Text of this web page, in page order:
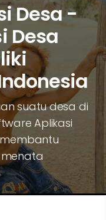
Desa -
Desa
suatu desa di
Aplikasi